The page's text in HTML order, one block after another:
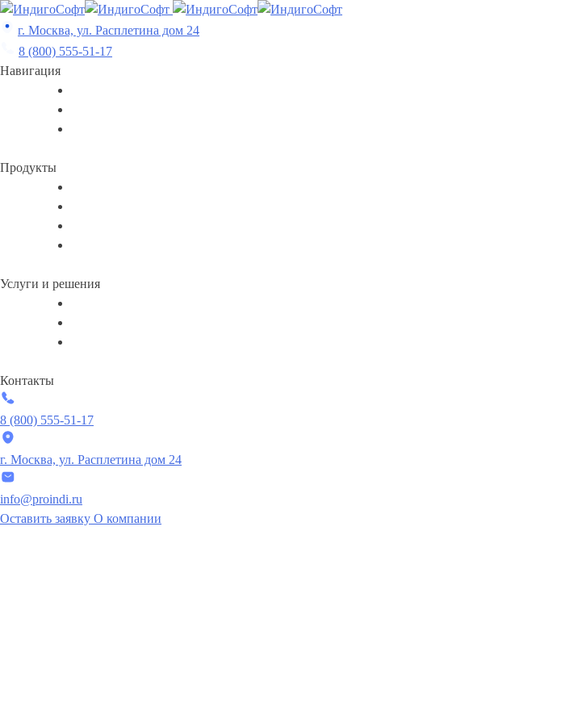
Skip
to
content
г. Москва, ул. Расплетина дом 24
8 (800) 555-51-17
Навигация
Продукты
Услуги и решения
Контакты
8 (800) 555-51-17
г. Москва, ул. Расплетина дом 24
info@proindi.ru
Оставить заявку О компании